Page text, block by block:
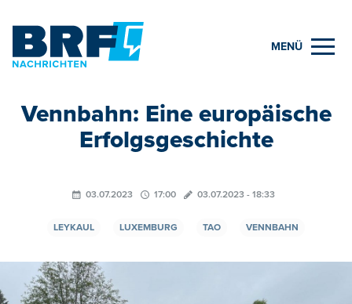
MENÜ
Vennbahn: Eine europäische
Erfolgsgeschichte
03.07.2023 17:00 03.07.2023 - 18:33
LEYKAUL LUXEMBURG TAO VENNBAHN